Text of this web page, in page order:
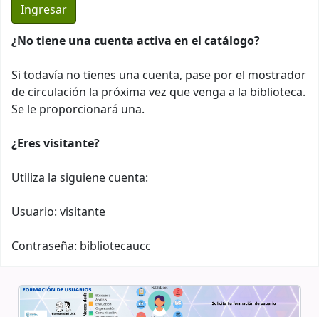
¿No tiene una cuenta activa en el catálogo?
Si todavía no tienes una cuenta, pase por el mostrador
de circulación la próxima vez que venga a la biblioteca.
Se le proporcionará una.
¿Eres visitante?
Utiliza la siguiene cuenta:
Usuario: visitante
Contraseña: bibliotecaucc